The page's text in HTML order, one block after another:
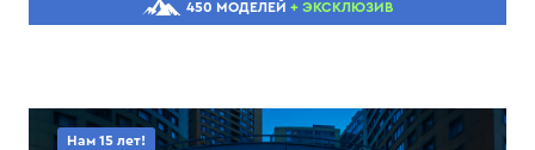
450 МОДЕЛЕЙ + ЭКСКЛЮЗИВ
Нам 15 лет!